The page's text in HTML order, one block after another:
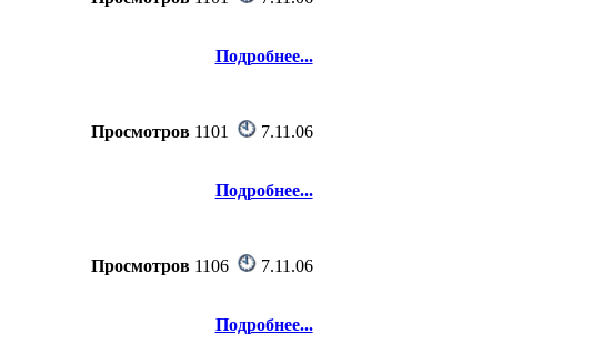
Подробнее...
Просмотров1101
7.11.06
Подробнее...
Просмотров1106
7.11.06
Подробнее...